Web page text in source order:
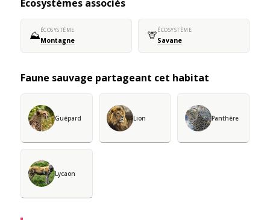
Écosystèmes associés
⛰️ÉCOSYSTÈME
Montagne 🦒ÉCOSYSTÈME
Savane
Faune sauvage partageant cet habitat
Guépard Lion Panthère
Lycaon